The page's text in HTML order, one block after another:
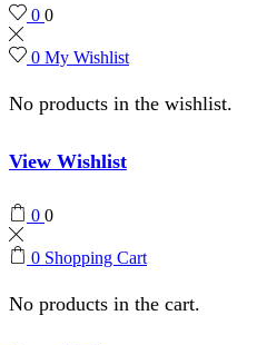
0 0
0 My Wishlist
No products in the wishlist.
View Wishlist
0 0
0 Shopping Cart
No products in the cart.